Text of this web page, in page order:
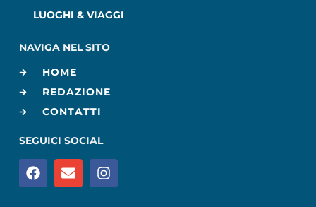
LUOGHI & VIAGGI
NAVIGA NEL SITO
HOME
REDAZIONE
CONTATTI
SEGUICI SOCIAL